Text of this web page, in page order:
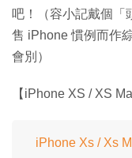
吧！（容小記戴個「
售 iPhone 慣例而作
會別）
【iPhone XS / XS
iPhone Xs / Xs